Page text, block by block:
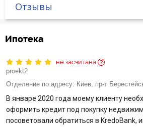
Банк в новостях
Курс валют в банке
Вопросы банку
Отзывы
Ипотека
не засчитана
proekt2
Отделение по адресу: Киев, пр-т
В январе 2020 года моему клиенту
оформить кредит под покупку
посоветовали обратиться в KredoBank,